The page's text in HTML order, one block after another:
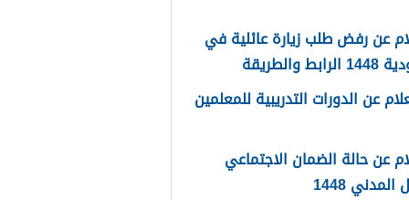
عن رفض طلب زيارة عائلية في
والطريقة
عن الدورات التدريبية للمعلمين
عن حالة الضمان الاجتماعي
1448